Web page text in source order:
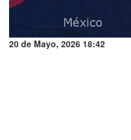
20 de Mayo, 2026 18:42